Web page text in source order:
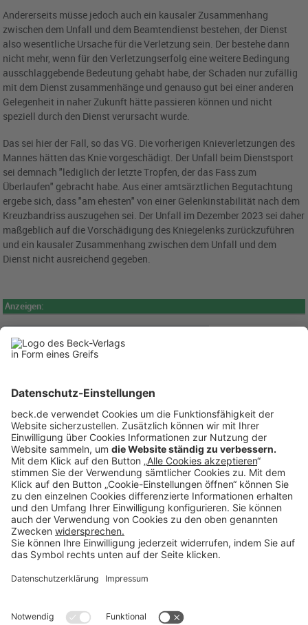
Andererseits müsse jedoch auch ein kausaler Zusammenhang
zwischen dem Unfall und dem Beamtendienst bestehen, der Dienst
also wesentliche Ursache für die Verletzung sein. Der bestehe dann
nicht mehr, wenn für den Verletzungserfolg eine weitere Bedingung
ausschlaggebende Bedeutung gehabt habe, der Schaden nur zufällig
mit dem Dienst zusammenhänge und genauso gut bei einer anderen
Gelegenheit in naher Zukunft hätte passieren können und nicht
speziell durch den Dienst verursacht wurde.
Das sei hier der Fall, so das VG. Die vorherigen Knieverletzungen des
Mannes hätten das Knie vorgeschädigt. Der Unfall beim Dienstsport
sei demnach "lediglich der letzte Tropfen, der das Fass zum
Überlaufen" gebracht habe. Aus einer amtsärztlichen Begutachtung
ergebe sich, dass "am ehesten" von einer Gelenkinstabilität nach dem
Kreuzbandriss auszugehen sei. Der Unfall im Dezember 2023 sei daher
maßgeblich auf die Vorschädigung des Kniegelenks zurückzuführen
und ein kausaler Zusammenhang zwischen dem Unfall und dem
Dienst nicht ausreichend gegeben.
Anzeigen:
BECK Stellenmarkt